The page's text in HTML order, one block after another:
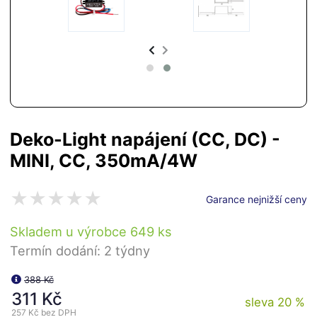
Deko-Light napájení (CC, DC) -
MINI, CC, 350mA/4W
Garance nejnižší ceny
Skladem u výrobce 649 ks
Termín dodání: 2 týdny
sleva 20 %
388 Kč
311 Kč
257 Kč bez DPH